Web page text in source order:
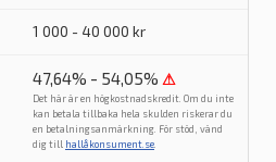
1 000 - 40 000 kr
47,64% - 54,05% ⚠
Det här är en högkostnadskredit. Om du inte
kan betala tillbaka hela skulden riskerar du
en betalningsanmärkning. För stöd, vänd
dig till hallåkonsument.se